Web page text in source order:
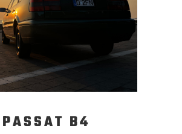
B4